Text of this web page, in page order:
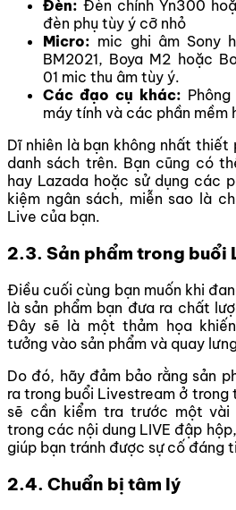
Đèn: Đèn chính Yn300
đèn phụ tùy ý cỡ nhỏ
Micro: mic ghi âm Sony
BM2021, Boya M2 hoặc
01 mic thu âm tùy ý.
Các đạo cụ khác:
máy tính và các phần mềm
Dĩ nhiên là bạn không nhất thiết
danh sách trên. Bạn cũng có
hay Lazada hoặc sử dụng các
kiệm ngân sách, miễn sao là
Live của bạn.
2.3. Sản phẩm trong buổi
Điều cuối cùng bạn muốn khi
là sản phẩm bạn đưa ra chất
Đây sẽ là một thảm họa
tưởng vào sản phẩm và quay
Do đó, hãy đảm bảo rằng sản
ra trong buổi Livestream ở
sẽ cần kiểm tra trước một
trong các nội dung LIVE đập
giúp bạn tránh được sự cố đáng
2.4. Chuẩn bị tâm lý